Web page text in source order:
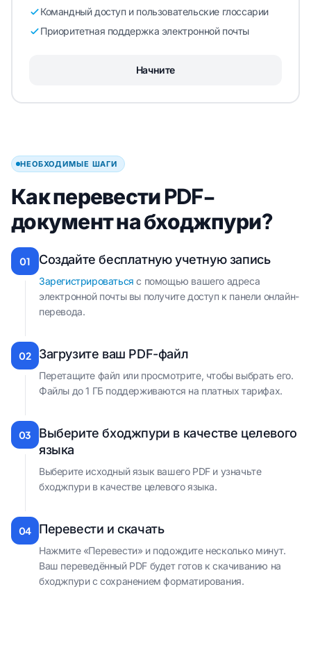
Командный доступ и пользовательские глоссарии
Приоритетная поддержка электронной почты
Начните
НЕОБХОДИМЫЕ ШАГИ
Как перевести PDF-
документ на бходжпури?
01 Создайте бесплатную учетную запись
Зарегистрироваться с помощью вашего адреса
электронной почты вы получите доступ к панели онлайн-
перевода.
02 Загрузите ваш PDF-файл
Перетащите файл или просмотрите, чтобы выбрать его.
Файлы до 1 ГБ поддерживаются на платных тарифах.
03
Выберите бходжпури в качестве целевого
языка
Выберите исходный язык вашего PDF и узначьте
бходжпури в качестве целевого языка.
04 Перевести и скачать
Нажмите «Перевести» и подождите несколько минут.
Ваш переведённый PDF будет готов к скачиванию на
бходжпури с сохранением форматирования.